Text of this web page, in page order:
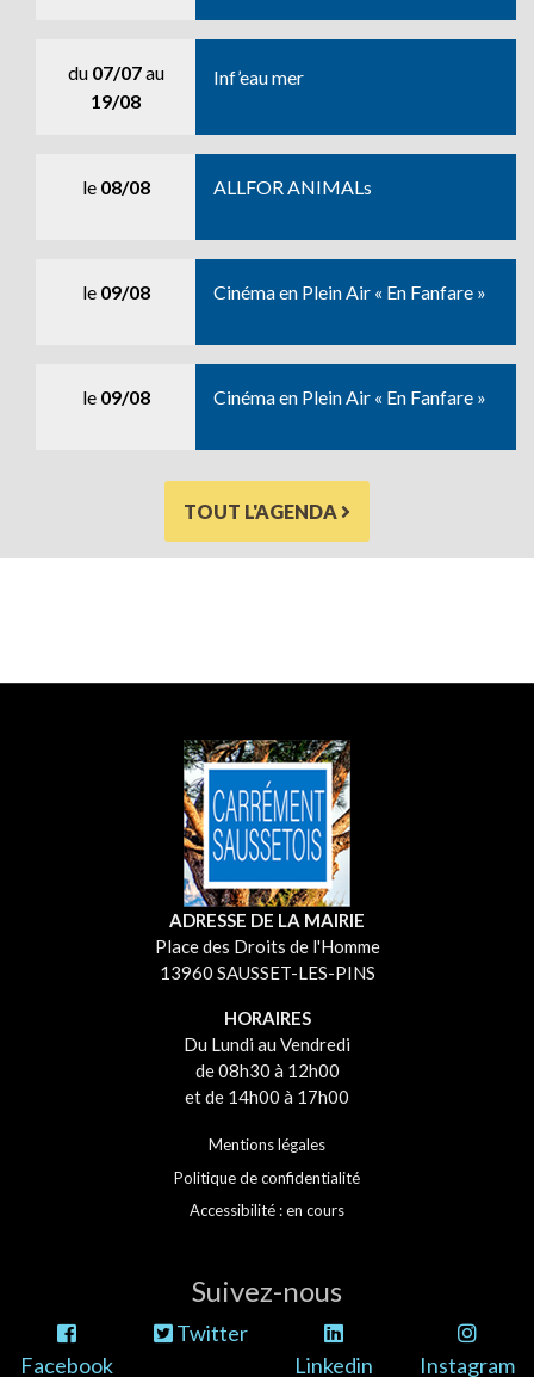
du 07/07au
19/08
Inf’eau mer
le 08/08 ALLFOR ANIMALs
le 09/08 Cinéma en Plein Air « En Fanfare »
le 09/08 Cinéma en Plein Air « En Fanfare »
TOUT L'AGENDA
ADRESSE DE LA MAIRIE
Place des Droits de l'Homme
13960 SAUSSET-LES-PINS
HORAIRES
Du Lundi au Vendredi
de 08h30 à 12h00
et de 14h00 à 17h00
Mentions légales
Politique de confidentialité
Accessibilité : en cours
Suivez-nous
Facebook
Twitter
Linkedin
Instagram